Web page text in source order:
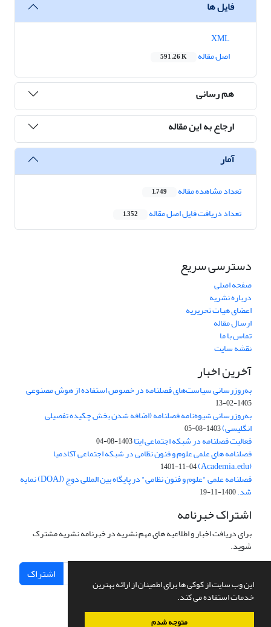
این وب سایت از کوکی ها برای اطمینان از ارائه بهترین
خدمات استفاده می کند.
متوجه شدم
فایل ها
اصل مقاله
591.26 K
هم رسانی
ارجاع به این مقاله
آمار
تعداد مشاهده مقاله 1,749
تعداد دریافت فایل اصل مقاله 1,352
دسترسی سریع
صفحه اصلی
درباره نشریه
اعضای هیات تحریریه
ارسال مقاله
تماس با ما
نقشه سایت
آخرین اخبار
به‌روزرسانی سیاست‌های فصلنامه در خصوص استفاده از هوش مصنوعی
1405-02-13
به‌روزرسانی شیوه‌نامه فصلنامه (اضافه شدن بخش چکیده تفصیلی
انگلیسی)1403-08-05
فعالیت فصلنامه در شبکه اجتماعی ایتا1403-08-04
فصلنامه های علمی علوم و فنون نظامی در شبکه اجتماعی آکادمیا
(Academia.edu)
1401-11-04
فصلنامه علمی "علوم و فنون نظامی" در پایگاه بین المللی دوج (DOAJ) نمایه
شد.1400-11-19
اشتراک خبرنامه
برای دریافت اخبار و اطلاعیه های مهم نشریه در خبرنامه نشریه مشترک
شوید.
اشتراک